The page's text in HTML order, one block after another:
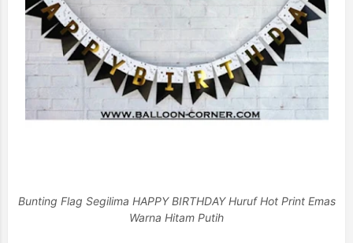
Bunting Flag Segilima HAPPY BIRTHDAY Huruf Hot Print Emas
Warna Hitam Putih